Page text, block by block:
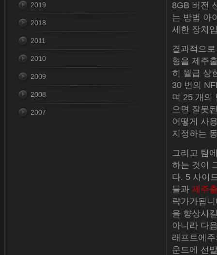
8GB 버전
는 방법 아
세한 장치
결과적으
형을 제주
히 월급 상
30 번의
며 25 개의
으면 잘못
어떻게 사
지정하는
그리고 팀
하는 것이
다. 5 사이
들과 제주
략가가됩
을 향상시
아니라 다
래프트에
운드에 선
2019
2018
2011
2010
2009
2008
2007